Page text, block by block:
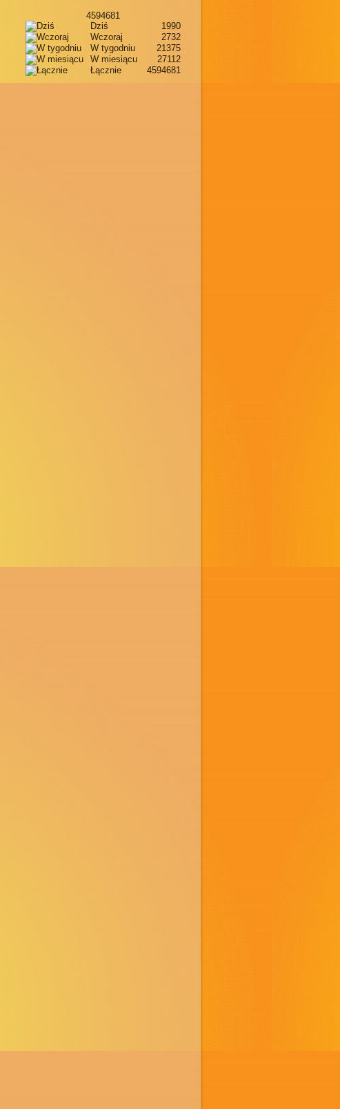
4594681
Dziś
1990
Wczoraj
2732
W tygodniu
21375
W miesiącu
27112
Łącznie
4594681